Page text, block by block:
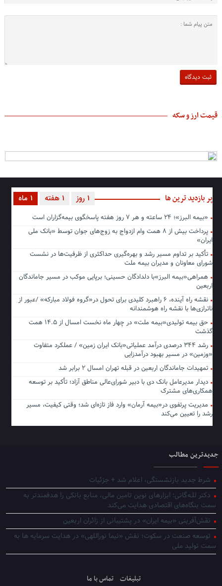
قیمت ارز و سکه
پر بازدید ترین ها 1 ماه 1 هفته 1 روز
«بیمه البرز»؛ ۲۴ ساعته و هر ۷ روز هفته پاسخگوی بیمه‌گزاران است
پرداخت بیش از ۸ همت وام ازدواج به زوج‌های جوان توسط «بانک ملی
ایران»
تأکید بر تداوم مسیر رشد و بهره‌گیری حداکثری از ظرفیت‌ها در نشست
شورای معاونان و مدیران بیمه ملت
همراهی«بیمه البرز»با دلدادگان حسینی؛ برپایی موکب در مسیر جاماندگان
اربعین
نقشه راه آینده، ۶ راهبرد کلیدی برای تحول در«گروه فولاد مبارکه» /عبور از
ناترازی‌ها با نقشه راه هوشمندانه
حق بیمه تولیدی«بیمه ملت» در چهار ماه نخست امسال از ۱۴.۵ همت
گذشت
رشد ۳۴۴ درصدی درآمد عملیاتی«بانک ایران زمین» / عملکرد متفاوت
«وزمین» در مسیر بهبود درآمدزایی
تمهیدات جاماندگان اربعین در قبله تهران امسال ۲ برابر شد
دیدار مدیرعامل بانک دی با دبیر شورای‌عالی مناطق آزاد؛ تأکید بر توسعه
همکاری‌های مشترک
مدیریت پرتفوی در«بیمه آرمان» وارد فاز تازه‌ای شد؛ وقتی کیفیت، مسیر
رشد را تعیین می‌کند
جدیدترین مطالب
شرط جدید بازنشستگی، اعلام شد + جزئیات
دکتر للـه‌گانی: ابزارهای نوین تامین مالی، منابع بانکی را هدفمندتر به
سمت بنگاه‌های اقتصادی هدایت می‌کند
نقش‌آفرینی «بیمه ایران» در پشتیبانی از زائران اربعین
توسعه صنعت در سکوت؛ نقش «نیما نوراللهی» در هدایت سرمایه ها به
سمت تولید ملی
تبلیغات تماس با ما